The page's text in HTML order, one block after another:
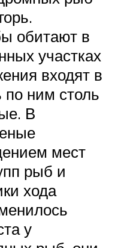
обитают в
участках
входят в
по ним столь
В
мест
рыб и
хода
у